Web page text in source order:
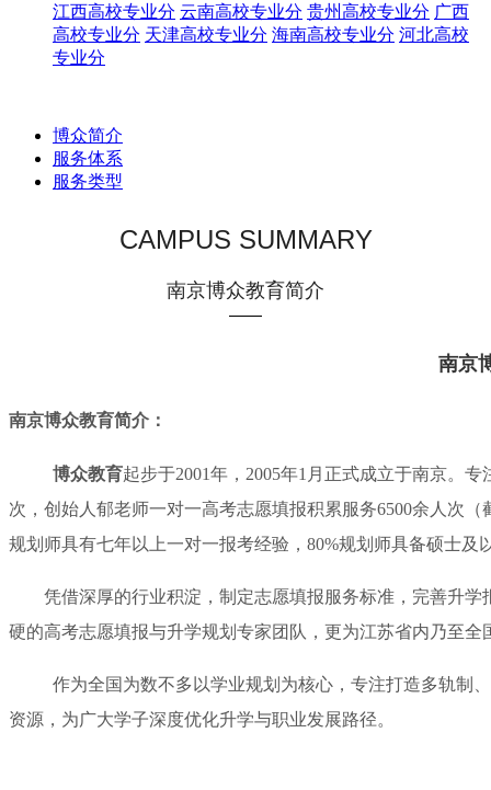
江西高校专业分 云南高校专业分 贵州高校专业分 广西
高校专业分 天津高校专业分 海南高校专业分 河北高校
专业分
博众简介
服务体系
服务类型
CAMPUS SUMMARY
南京博众教育简介
南京
南京博众教育简介：
博众教育起步于2001年，2005年1月正式成立于南京。
次，创始人郁老师一对一高考志愿填报积累服务6500余人次
规划师具有七年以上一对一报考经验，80%规划师具备硕士及
凭借深厚的行业积淀，制定志愿填报服务标准，完善升
硬的高考志愿填报与升学规划专家团队，更为江苏省内乃至
作为全国为数不多以学业规划为核心，专注打造多轨制
资源，为广大学子深度优化升学与职业发展路径。